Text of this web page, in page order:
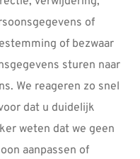
of
of bezwaar
sturen naar
We reageren zo snel
dat u duidelijk
weten dat we geen
aanpassen of